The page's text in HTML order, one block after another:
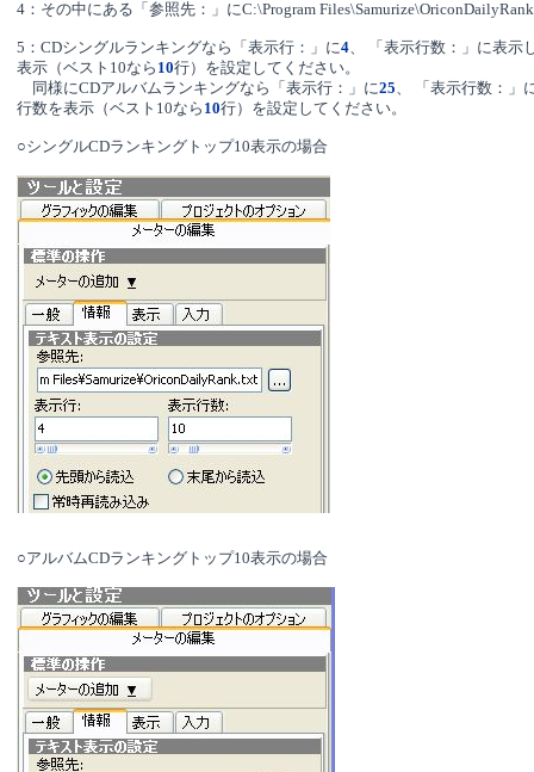
4：その中にある「参照先：」にC:\Program
5：CDシングルランキングなら「表示行：」に4、 「表示行数：」に表示
表示（ベスト10なら 10行）を設定してください。
同様にCDアルバムランキングなら「表示行：」に25、 「表示行数：」
行数を表示（ベスト10なら 10行）を設定してください。
○シングルCDランキングトップ10表示の場合
○アルバムCDランキングトップ10表示の場合